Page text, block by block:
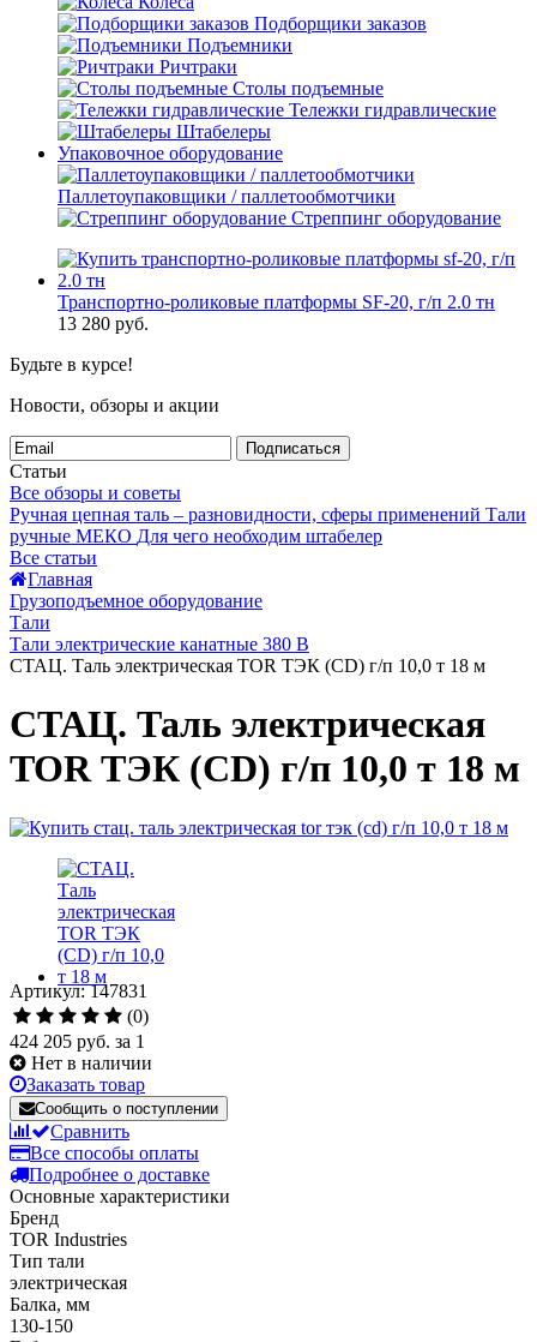
Подборщики заказов
Подъемники
Ричтраки
Столы подъемные
Тележки гидравлические
Штабелеры
Упаковочное оборудование
Паллетоупаковщики / паллетообмотчики
Стреппинг оборудование
Транспортно-роликовые платформы SF-20, г/п 2.0 тн
13 280 руб.
Будьте в курсе!
Новости, обзоры и акции
Подписаться
Статьи
Все обзоры и советы
Ручная цепная таль – разновидности, сферы применений Тали
ручные МЕКО Для чего необходим штабелер
Все статьи
Главная
Грузоподъемное оборудование
Тали
Тали электрические канатные 380 В
СТАЦ. Таль электрическая TOR ТЭК (CD) г/п 10,0 т 18 м
СТАЦ. Таль электрическая
TOR ТЭК (CD) г/п 10,0 т 18 м
Артикул: 147831
(0)
424 205 руб. за 1
Нет в наличии
Заказать товар
Сообщить о поступлении
Сравнить
Все способы оплаты
Подробнее о доставке
Основные характеристики
Бренд
TOR Industries
Тип тали
электрическая
Балка, мм
130-150